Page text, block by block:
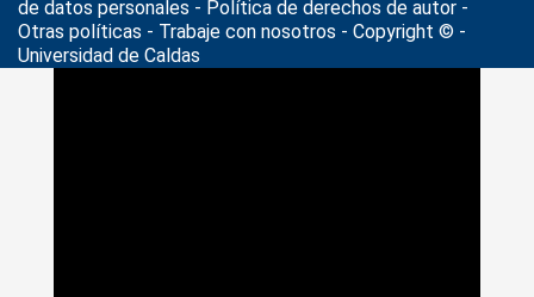
de datos personales - Política de derechos de autor -
Otras políticas - Trabaje con nosotros - Copyright © -
Universidad de Caldas